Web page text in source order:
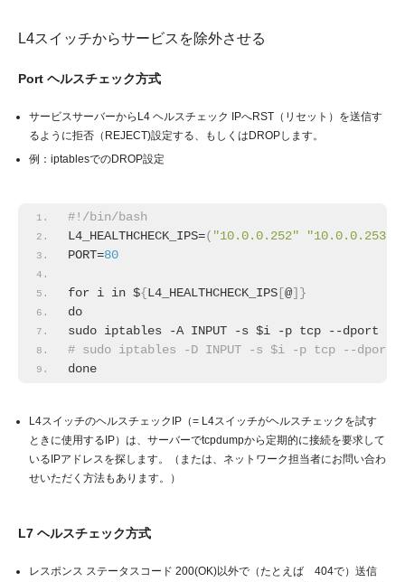
L4スイッチからサービスを除外させる
Port ヘルスチェック方式
サービスサーバーからL4 ヘルスチェック IPへRST（リセット）を送信す
るように拒否（REJECT)設定する、もしくはDROPします。
例：iptablesでのDROP設定
#!/bin/bash
L4_HEALTHCHECK_IPS=( "10.0.0.252" "10.0.0.253"
PORT=80
for i in ${L4_HEALTHCHECK_IPS[@]}
do
sudo iptables -A INPUT -s $i -p tcp --dport
# sudo iptables -D INPUT -s $i -p tcp --dport $PORT
done
L4スイッチのヘルスチェックIP（= L4スイッチがヘルスチェックを試す
ときに使用するIP）は、サーバーでtcpdumpから定期的に接続を要求して
いるIPアドレスを探します。（または、ネットワーク担当者にお問い合わ
せいただく方法もあります。）
L7 ヘルスチェック方式
レスポンス ステータスコード 200(OK)以外で（たとえば 404で）送信